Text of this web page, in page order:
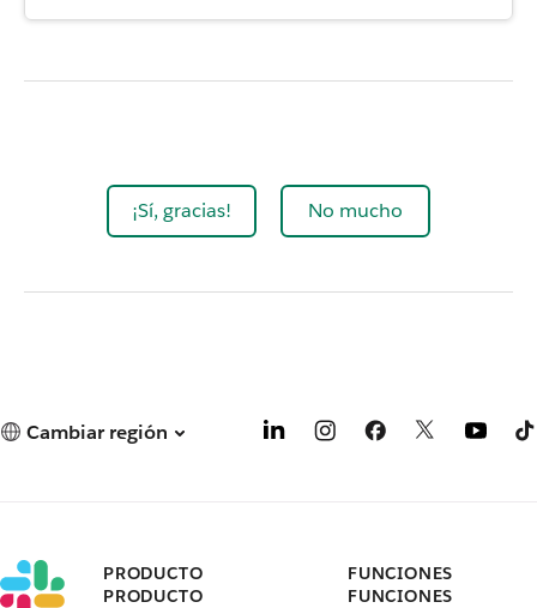
¡Sí, gracias! No mucho
Cambiar región
PRODUCTO
PRODUCTO
FUNCIONES
FUNCIONES